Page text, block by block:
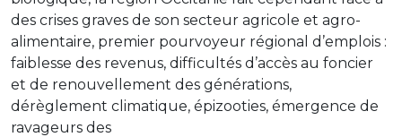
des crises graves de son secteur agricole et agro-
alimentaire, premier pourvoyeur régional d’emplois :
faiblesse des revenus, difficultés d’accès au foncier
et de renouvellement des générations,
dérèglement climatique, épizooties, émergence de
ravageurs des